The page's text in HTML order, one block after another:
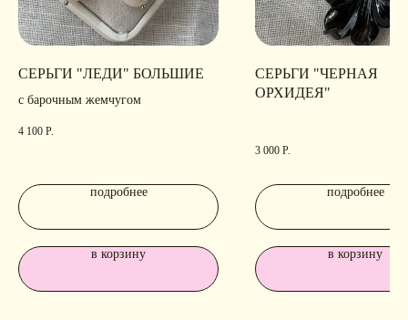
СЕРЬГИ "ЛЕДИ" БОЛЬШИЕ
с барочным жемчугом
4 100 Р.
подробнее
в корзину
СЕРЬГИ "ЧЕРНАЯ
ОРХИДЕЯ"
3 000 Р.
подробнее
в корзину